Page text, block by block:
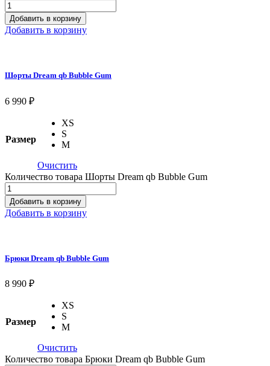
Добавить в корзину
Добавить в корзину
Шорты Dream qb Bubble Gum
6 990 ₽
Размер
XS
S
M
Очистить
Количество товара Шорты Dream qb Bubble Gum
Добавить в корзину
Добавить в корзину
Брюки Dream qb Bubble Gum
8 990 ₽
Размер
XS
S
M
Очистить
Количество товара Брюки Dream qb Bubble Gum